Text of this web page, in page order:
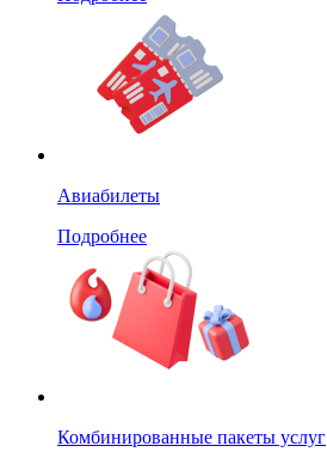
Авиабилеты
Подробнее
Комбинированные пакеты услуг